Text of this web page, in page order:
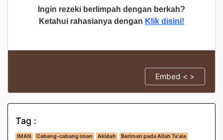
Ingin rezeki berlimpah dengan berkah?
Ketahui rahasianya dengan Klik disini!
Embed < >
Tag :
IMAN Cabang-cabang iman Akidah
Beriman pada Allah Ta'ala